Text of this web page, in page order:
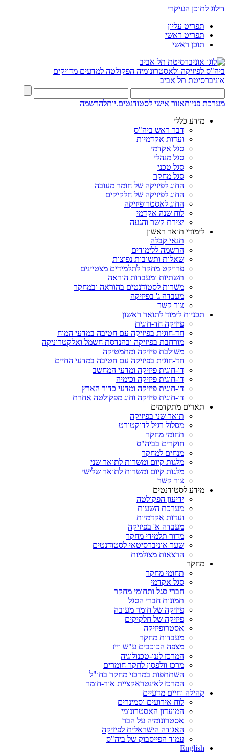
דילוג לתוכן העיקרי
תפריט עליון
תפריט ראשי
תוכן ראשי
ביה"ס לפיזיקה ולאסטרונומיה הפקולטה למדעים מדויקים
אוניברסיטת תל אביב
מערכת פניותאזור אישי לסטודנטים.יותלהרשמה
מידע כללי
דבר ראש ביה"ס
ועדות אקדמיות
סגל אקדמי
סגל מנהלי
סגל טכני
סגל מחקר
החוג לפיזיקה של חומר מעובה
החוג לפיזיקה של חלקיקים
החוג לאסטרופיזיקה
לוח שנה אקדמי
יצירת קשר והגעה
לימודי תואר ראשון
תנאי קבלה
הרשמה ללימודים
שאלות ותשובות נפוצות
פרויקט מחקר לתלמידים מצטיינים
תשתיות ומעבדות הוראה
משרות לסטודנטים בהוראה ובמחקר
מעבדה ג' בפיזיקה
צור קשר
תכניות לימוד לתואר ראשון
פיזיקה חד-חוגית
חד-חוגית בפיזיקה עם חטיבה במדעי המוח
מורחבת בפיזיקה ובהנדסת חשמל ואלקטרוניקה
משולבת פיזיקה ומתמטיקה
חד-חוגית בפיזיקה עם חטיבה במדעי החיים
דו-חוגית פיזיקה ומדעי המחשב
דו-חוגית פיזיקה וכימיה
דו-חוגית פיזיקה ומדעי כדור הארץ
דו-חוגית פיזיקה וחוג מפקולטה אחרת
תארים מתקדמים
תואר שני בפיזיקה
מסלול רגיל לדוקטורט
תחומי מחקר
חוקרים בביה"ס
מנחים למחקר
מלגות קיום ומשרות לתואר שני
מלגות קיום ומשרות לתואר שלישי
צור קשר
מידע לסטודנטים
ידיעון הפקולטה
מערכת השעות
ועדות אקדמיות
מעבדה א' בפיזיקה
מדור תלמידי מחקר
שער אוניברסיטאי לסטודנטים
הרצאות מצולמות
מחקר
תחומי מחקר
סגל אקדמי
חברי סגל ותחומי מחקר
תמונות חברי הסגל
פיזיקה של חומר מעובה
פיזיקה של חלקיקים
אסטרופיזיקה
מעבדות מחקר
מצפה הכוכבים ע"ש וייז
המרכז לננו-טכנולוגיה
מרכז וולפסון לחקר חומרים
השתתפות במרכזי מחקר בחו"ל
המרכז לאינטראקציית אור-חומר
קהילה וחיים מדעיים
לוח אירועים וסמינרים
המועדון האסטרונומי
אסטרונומיה על הבר
האגודה הישראלית לפיזיקה
עמוד הפייסבוק של ביה"ס
English